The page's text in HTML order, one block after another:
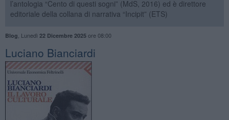
l’antologia “Cento di questi sogni” (MdS, 2016) ed è direttore
editoriale della collana di narrativa “Incipit” (ETS)
Blog Lunedì 22 Dicembre 2025ore 08:00
​Luciano Bianciardi